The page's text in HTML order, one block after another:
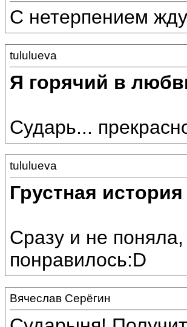
С нетерпением
tululueva
Я горячий в
Сударь...
tululueva
Грустная история
Сразу и не
понравилось:D
Вячеслав Серёгин